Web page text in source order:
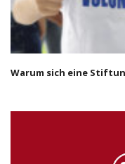
Warum sich eine